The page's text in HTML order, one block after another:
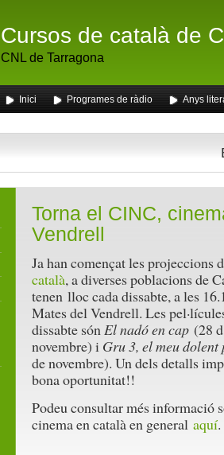
Cursos de català de
CNL de Tarragona
Inici Programes de ràdio Anys
Torna el CINC,
Vendrell
Ja han començat les projeccions
català, a diverses poblacions de
tenen lloc cada dissabte, a les
Mates del Vendrell. Les
dissabte sónEl nadó en cap(28
novembre) i Gru 3, el meu dolent
de novembre). Un dels detalls
bona oportunitat!!
Podeu consultar més informació
cinema en català en general aquí.